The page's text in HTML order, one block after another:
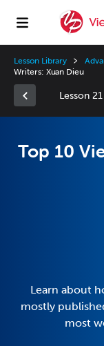
Lesson Library
Writers: Xuan Dieu
Lesson 21
Top 10
Learn about
mostly
most